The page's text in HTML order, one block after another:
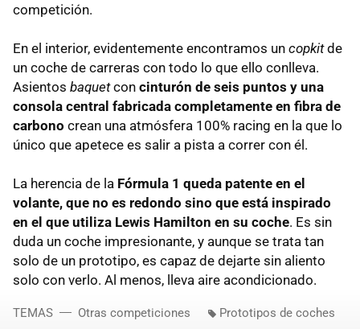
competición.
En el interior, evidentemente encontramos un copkitde
un coche de carreras con todo lo que ello conlleva.
Asientos baquetcon cinturón de seis puntos y una
consola central fabricada completamente en fibra de
carbono crean una atmósfera 100% racing en la que lo
único que apetece es salir a pista a correr con él.
La herencia de la Fórmula 1 queda patente en el
volante, que no es redondo sino que está inspirado
en el que utiliza Lewis Hamilton en su coche. Es sin
duda un coche impresionante, y aunque se trata tan
solo de un prototipo, es capaz de dejarte sin aliento
solo con verlo. Al menos, lleva aire acondicionado.
TEMAS Otras competiciones Prototipos de coches